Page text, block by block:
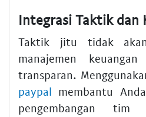
Integrasi Taktik dan
Taktik jitu tidak
manajemen
transparan.
paypal membantu
pengembangan tim